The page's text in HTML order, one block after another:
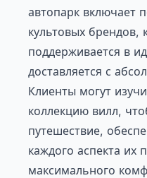
автопарк включает
культовых брендов,
поддерживается в
доставляется с
Клиенты могут
коллекцию вилл,
путешествие,
каждого аспекта их
максимального